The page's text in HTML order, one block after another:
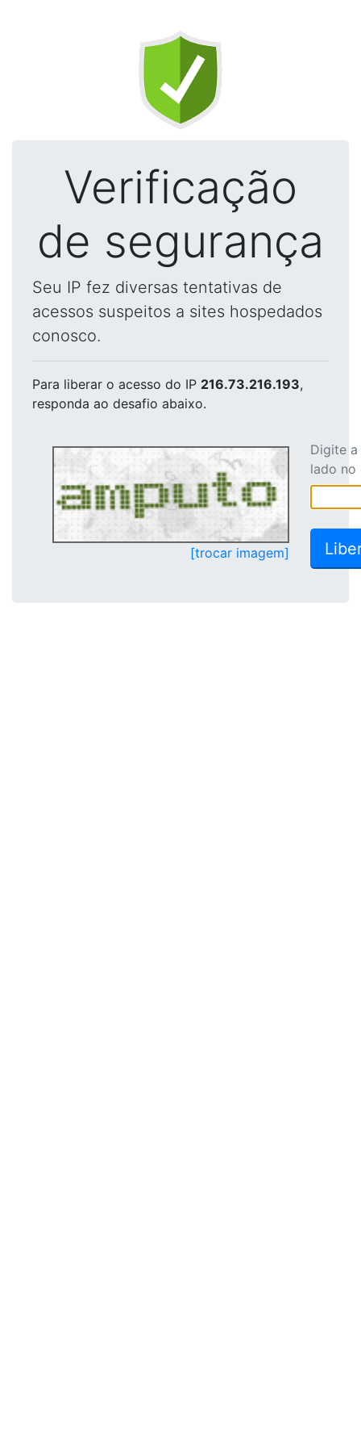
Verificação
de segurança
Seu IP fez diversas tentativas de
acessos suspeitos a sites hospedados
conosco.
Para liberar o acesso do IP 216.73.216.193,
responda ao desafio abaixo.
[trocar imagem]
Digite
lado no